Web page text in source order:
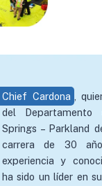
Chief Cardona
,
del
Springs – Parkland
carrera de 30
experiencia y
ha sido un líder en